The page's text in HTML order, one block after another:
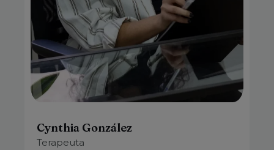
Cynthia González
Terapeuta